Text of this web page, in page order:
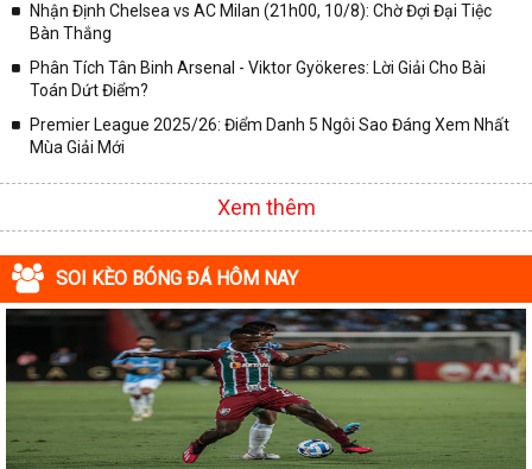
✓ Liên Đoàn Anh;
✓ U23 Châu Á;
✓ Euro 2020;
✓ VLWC KV Châu Á;
✓ Các giải đấu bóng đá khác.
Vì vậy, đồng hành cùng với chuyên trang
sẽ không bỏ lỡ bất kỳ trận đấu bóng đá nào, đặc biệt là những trận
bóng siêu kinh điển tại các giải bóng đá lớn nhất trên Thế giới. Tại
đây, mọi người sẽ có thể khai thác thêm được rất nhiều những
thông tin liên quan đến trận đấu bóng đá sắp diễn ra như:
✓ Thời gian chính xác trận đấu diễn ra;
✓ Đội hình thi đấu dự kiến;
Nhận Định Chelsea vs AC Milan (21h00, 10/8): Chờ Đợi Đại Tiệc
Bàn Thắng
Phân Tích Tân Binh Arsenal - Viktor Gyökeres: Lời Giải Cho Bài
Toán Dứt Điểm?
Premier League 2025/26: Điểm Danh 5 Ngôi Sao Đáng Xem Nhất
Mùa Giải Mới
Xem thêm
SOI KÈO BÓNG ĐÁ HÔM NAY